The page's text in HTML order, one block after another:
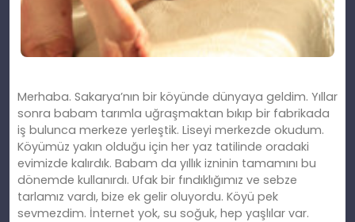
Merhaba. Sakarya’nın bir köyünde dünyaya geldim. Yıllar
sonra babam tarımla uğraşmaktan bıkıp bir fabrikada
iş bulunca merkeze yerleştik. Liseyi merkezde okudum.
Köyümüz yakın olduğu için her yaz tatilinde oradaki
evimizde kalırdık. Babam da yıllık izninin tamamını bu
dönemde kullanırdı. Ufak bir fındıklığımız ve sebze
tarlamız vardı, bize ek gelir oluyordu. Köyü pek
sevmezdim. İnternet yok, su soğuk, hep yaşlılar var.